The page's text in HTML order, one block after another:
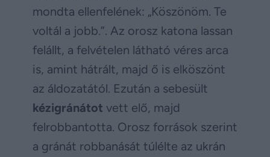
mondta ellenfelének: „Köszönöm. Te
voltál a jobb.”. Az orosz katona lassan
felállt, a felvételen látható véres arca
is, amint hátrált, majd ő is elköszönt
az áldozatától. Ezután a sebesült
kézigránátot vett elő, majd
felrobbantotta. Orosz források szerint
a gránát robbanását túlélte az ukrán